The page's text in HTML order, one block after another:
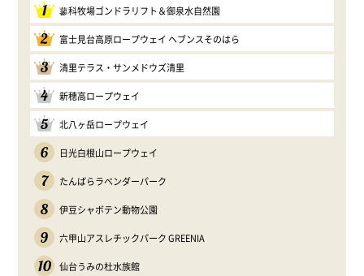
1 蓼科牧場ゴンドラリフト＆御泉水自然園
2 富士見台高原ロープウェイ ヘブンスそのはら
3 清里テラス・サンメドウズ清里
4 新穂高ロープウェイ
5 北八ヶ岳ロープウェイ
6 日光白根山ロープウェイ
7 たんばらラベンダーパーク
8 伊豆シャボテン動物公園
9 六甲山アスレチックパーク GREENIA
10 仙台うみの杜水族館